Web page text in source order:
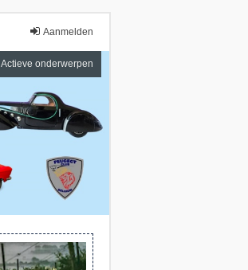
Aanmelden
Actieve onderwerpen